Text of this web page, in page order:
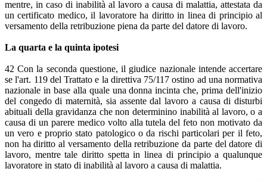
mentre, in caso di inabilità al lavoro a causa di malattia, attestata da
un certificato medico, il lavoratore ha diritto in linea di principio al
versamento della retribuzione piena da parte del datore di lavoro.
La quarta e la quinta ipotesi
42 Con la seconda questione, il giudice nazionale intende accertare
se l'art. 119 del Trattato e la direttiva 75/117 ostino ad una normativa
nazionale in base alla quale una donna incinta che, prima dell'inizio
del congedo di maternità, sia assente dal lavoro a causa di disturbi
abituali della gravidanza che non determinino inabilità al lavoro, o a
causa di un parere medico volto alla tutela del feto non motivato da
un vero e proprio stato patologico o da rischi particolari per il feto,
non ha diritto al versamento della retribuzione da parte del datore di
lavoro, mentre tale diritto spetta in linea di principio a qualunque
lavoratore in stato di inabilità al lavoro a causa di malattia.